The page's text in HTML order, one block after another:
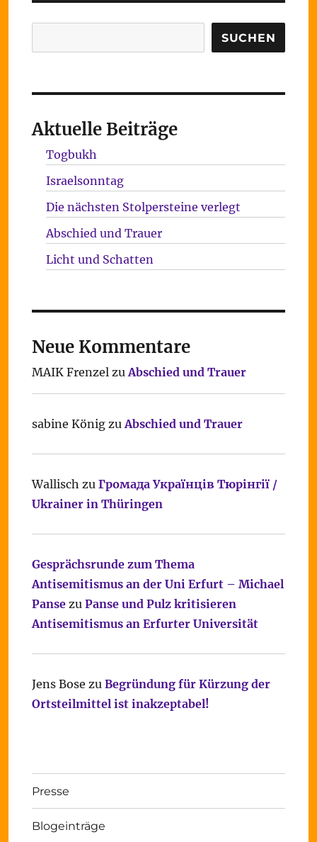
SUCHEN
Aktuelle Beiträge
Togbukh
Israelsonntag
Die nächsten Stolpersteine verlegt
Abschied und Trauer
Licht und Schatten
Neue Kommentare
MAIK FrenzelzuAbschied und Trauer
sabine KönigzuAbschied und Trauer
Wallisch zu Громада Українців Тюрінгії /
Ukrainer in Thüringen
Gesprächsrunde zum Thema
Antisemitismus an der Uni Erfurt – Michael
Pansezu Panse und Pulz kritisieren
Antisemitismus an Erfurter Universität
Jens Bose zu Begründung für Kürzung der
Ortsteilmittel ist inakzeptabel!
Presse
Blogeinträge